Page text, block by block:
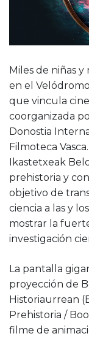
Miles de niñas y
en el
que vincula
coorganizada
Donostia
Filmoteca
Ikastetxeak
prehistoria y
objetivo de
ciencia a las y
mostrar la
investigación
La pantalla
proyección de
Historiaurrean
Prehistoria /
filme de